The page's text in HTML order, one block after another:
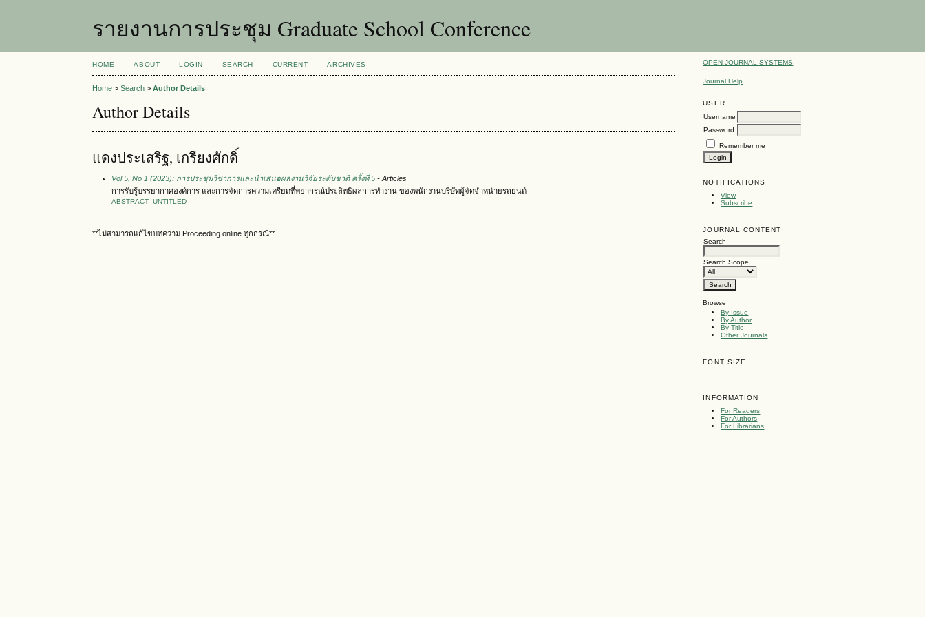
รายงานการประชุม Graduate School Conference
OPEN JOURNAL SYSTEMS
Journal Help
USER
Username
Password
Remember me
NOTIFICATIONS
View
Subscribe
JOURNAL CONTENT
Search
Search Scope
Browse
By Issue
By Author
By Title
Other Journals
FONT SIZE
INFORMATION
For Readers
For Authors
For Librarians
HOME ABOUT LOGIN SEARCH CURRENT ARCHIVES
Home >Search >Author Details
Author Details
แดงประเสริฐ, เกรียงศักดิ์
Vol 5, No 1 (2023): การประชุมวิชาการและนำเสนอผลงานวิจัยระดับชาติ ครั้งที่ 5 - Articles
การรับรู้บรรยากาศองค์การ และการจัดการความเครียดที่พยากรณ์ประสิทธิผลการทำงาน ของพนักงานบริษัทผู้จัดจำหน่ายรถยนต์
ABSTRACT UNTITLED
**ไม่สามารถแก้ไขบทความ Proceeding online ทุกกรณี**